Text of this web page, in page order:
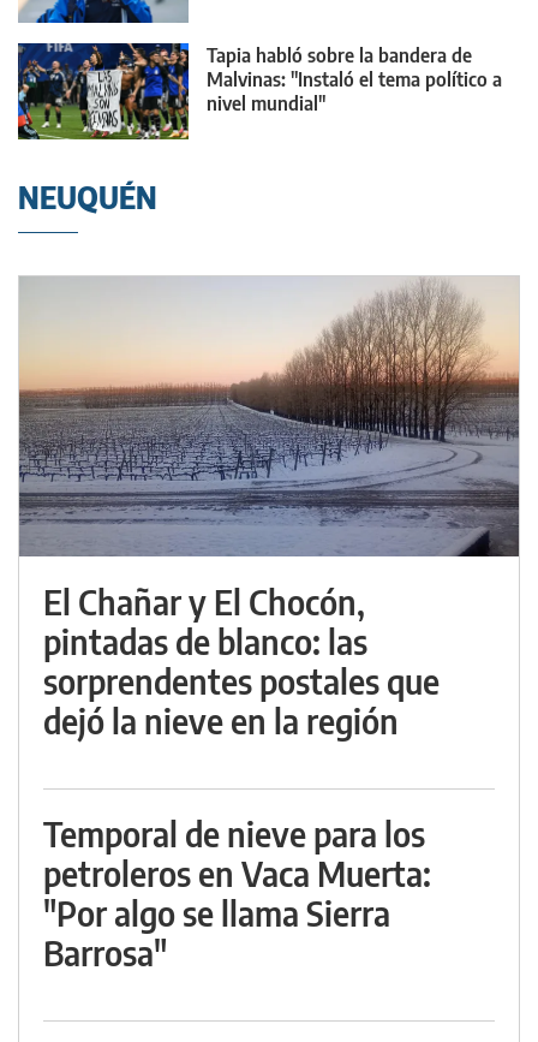
Tapia habló sobre la bandera de
Malvinas: "Instaló el tema político a
nivel mundial"
NEUQUÉN
El Chañar y El Chocón,
pintadas de blanco: las
sorprendentes postales que
dejó la nieve en la región
Temporal de nieve para los
petroleros en Vaca Muerta:
"Por algo se llama Sierra
Barrosa"